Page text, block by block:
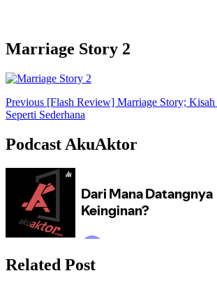
Marriage Story 2
Post
Navigation
Previous [Flash Review] Marriage Story; Kisah
Seperti Sederhana
Podcast AkuAktor
Related Post